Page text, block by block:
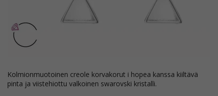
kolmionmuotoinen creole korvakorut i hopea kanssa kiiltävä
pinta ja viistehiottu valkoinen swarovski kristalli.